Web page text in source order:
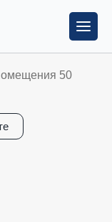
50